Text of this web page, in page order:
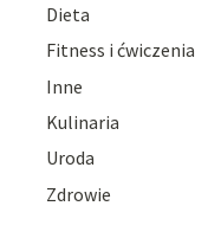
Dieta
Fitness i ćwiczenia
Inne
Kulinaria
Uroda
Zdrowie